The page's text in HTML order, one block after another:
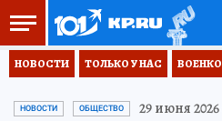
НОВОСТИ ТОЛЬКО У НАС
НОВОСТИ ОБЩЕСТВО 29 июня 2026